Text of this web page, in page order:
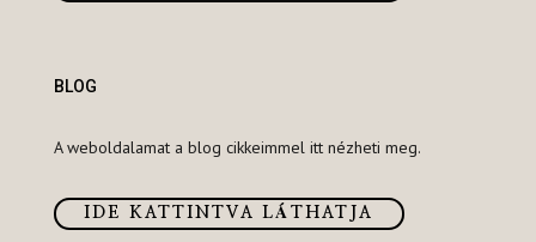
BLOG
A weboldalamat a blog cikkeimmel itt nézheti meg.
IDE KATTINTVA LÁTHATJA